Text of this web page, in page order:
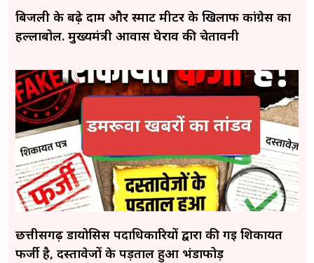
बिजली के बढ़े दाम और स्मार्ट मीटर के खिलाफ कांग्रेस का
हल्लाबोल. मुख्यमंत्री आवास घेराव की चेतावनी
छत्तीसगढ़ डायोसिस पदाधिकारियों द्वारा की गई शिकायत
फर्जी है, दस्तावेजों के पड़ताल हुआ भंडाफोड़